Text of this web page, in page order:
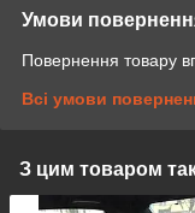
Умови
Повернення товару
Всі умови
З цим товаром